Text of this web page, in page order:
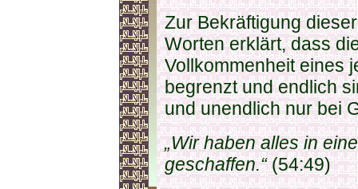
Zur Bekräftigung
Worten erklärt, dass
Vollkommenheit eines
begrenzt und endlich
und unendlich nur bei
„Wir haben alles in
geschaffen.“(54:49)